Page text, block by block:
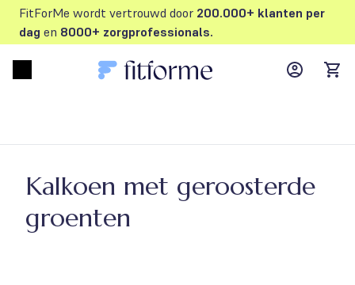
FitForMe wordt vertrouwd door 200.000+ klanten per
dag en 8000+ zorgprofessionals.
MyFFM
Kalkoen met geroosterde
groenten